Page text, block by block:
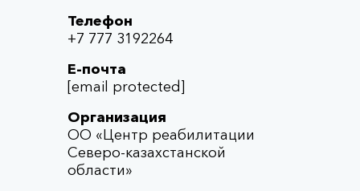
Телефон
+7 777 3192264
Е-почта
[email protected]
Организация
ОО «Центр реабилитации
Северо-казахстанской
области»